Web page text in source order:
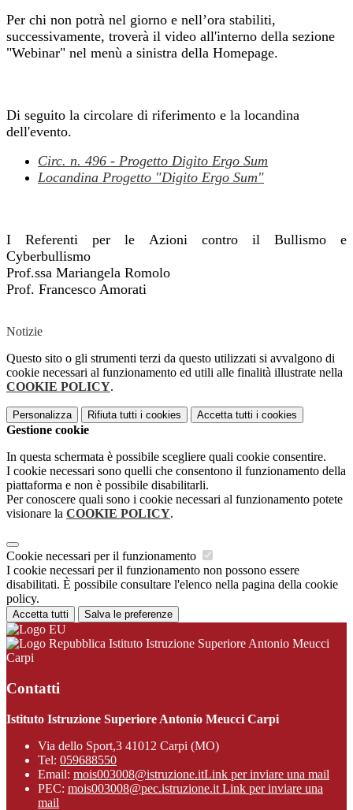
Per chi non potrà nel giorno e nell’ora stabiliti,
successivamente, troverà il video all'interno della sezione
"Webinar" nel menù a sinistra della Homepage.
Di seguito la circolare di riferimento e la locandina
dell'evento.
Circ. n. 496 - Progetto Digito Ergo Sum
Locandina Progetto "Digito Ergo Sum"
I Referenti per le Azioni contro il Bullismo e
Cyberbullismo
Prof.ssa Mariangela Romolo
Prof. Francesco Amorati
Notizie
Questo sito o gli strumenti terzi da questo utilizzati si avvalgono di
cookie necessari al funzionamento ed utili alle finalità illustrate nella
COOKIE POLICY.
Personalizza Rifiuta tutti i cookies Accetta tutti i cookies
Gestione cookie
In questa schermata è possibile scegliere quali cookie consentire.
I cookie necessari sono quelli che consentono il funzionamento della
piattaforma e non è possibile disabilitarli.
Per conoscere quali sono i cookie necessari al funzionamento potete
visionare la COOKIE POLICY.
Cookie necessari per il funzionamento
I cookie necessari per il funzionamento non possono essere
disabilitati. È possibile consultare l'elenco nella pagina della cookie
policy.
Accetta tutti Salva le preferenze
Istituto Istruzione Superiore Antonio Meucci
Carpi
Contatti
Istituto Istruzione Superiore Antonio Meucci Carpi
Via dello Sport,3 41012 Carpi (MO)
Tel: 059688550
Email: mois003008@istruzione.itLink per inviare una mail
PEC: mois003008@pec.istruzione.it Link per inviare una
mail